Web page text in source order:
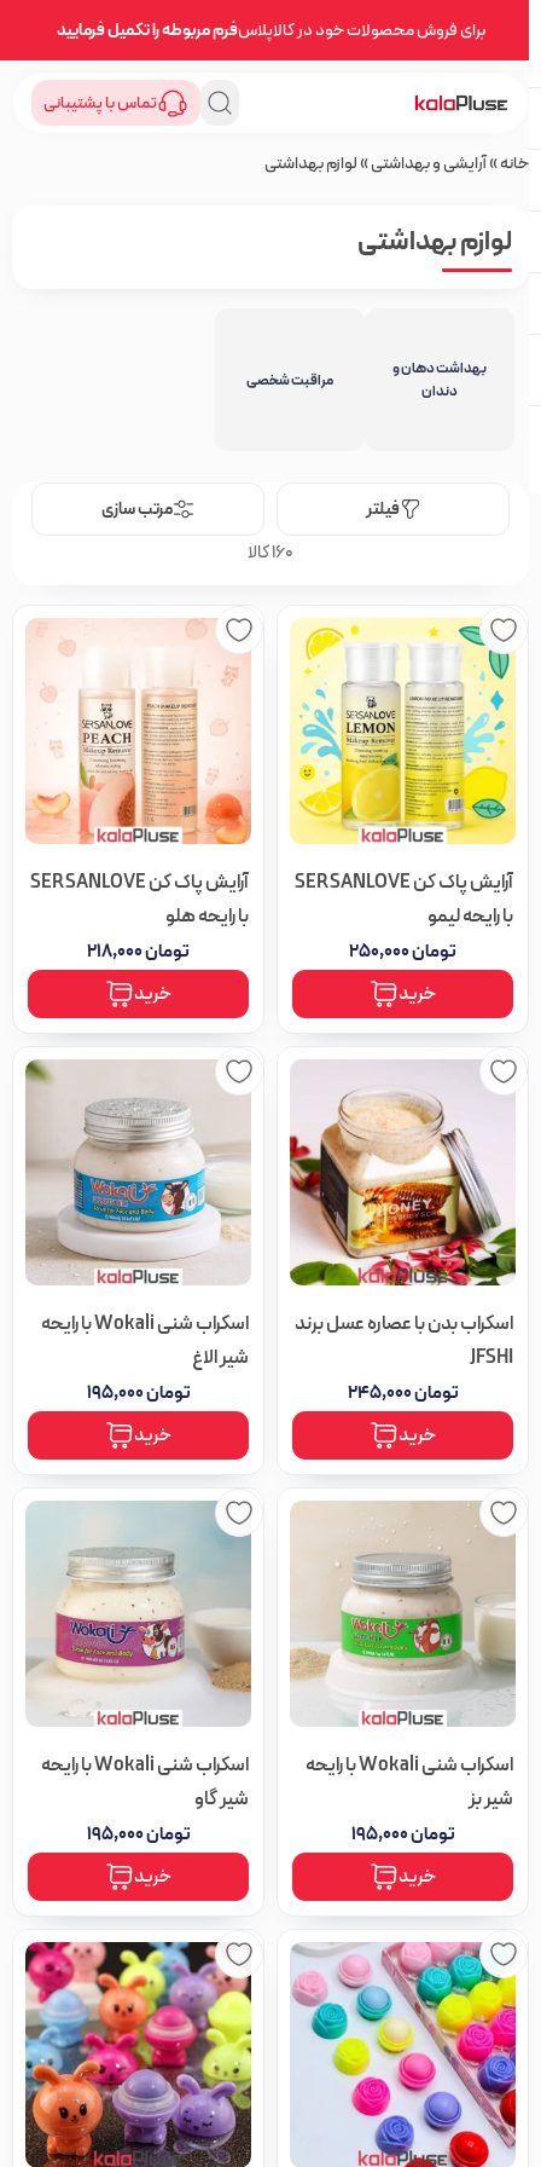
برای فروش محصولات خود در کالاپلاسفرم مربوطه را تکمیل فرمایید
تماس با پشتیبانی
خانه»آرایشی و بهداشتی»لوازم بهداشتی
لوازم بهداشتی
بهداشت دهان و
دندان
مراقبت شخصی
فیلتر
مرتب سازی
160 کالا
مرتب سازی بر اساس
پیشفرض
محبوبیت
امتیاز
جدیدترین
ارزان‌ترین
گران‌ترین
آرایش پاک کن SERSANLOVE
با رایحه لیمو
تومان
خرید
آرایش پاک کن SERSANLOVE
با رایحه هلو
تومان
خرید
اسکراب بدن با عصاره عسل برند
JFSHI
تومان۲۴۵,۰۰۰
خرید
اسکراب شنی Wokali با رایحه
شیر الاغ
تومان۱۹۵,۰۰۰
خرید
اسکراب شنی Wokali با رایحه
شیر بز
تومان۱۹۵,۰۰۰
خرید
اسکراب شنی Wokali با رایحه
شیر گاو
تومان۱۹۵,۰۰۰
خرید